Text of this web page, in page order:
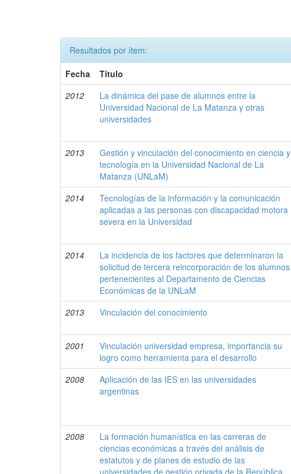
Resultados por ítem:
Fecha
Título
2012
La dinámica del pase de alumnos entre la
Universidad Nacional de La Matanza y otras
universidades
2013
Gestión y vinculación del conocimiento en ciencia y
tecnología en la Universidad Nacional de La
Matanza (UNLaM)
2014
Tecnologías de la información y la comunicación
aplicadas a las personas con discapacidad motora
severa en la Universidad
2014
La incidencia de los factores que determinaron la
solicitud de tercera reincorporación de los alumnos
pertenecientes al Departamento de Ciencias
Económicas de la UNLaM
2013
Vinculación del conocimiento
2001
Vinculación universidad empresa, importancia su
logro como herramienta para el desarrollo
2008
Aplicación de las IES en las universidades
argentinas
2008
La formación humanística en las carreras de
ciencias económicas a través del análisis de
estatutos y de planes de estudio de las
universidades de gestión privada de la República